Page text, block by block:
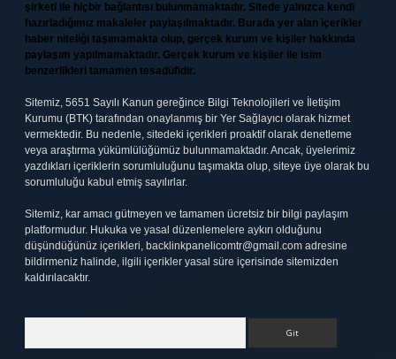
şirketi ile hiçbir bağlantısı bulunmamaktadır. Sitede yalnızca kendi
hazırladığımız makaleler paylaşılmaktadır. Burada yer alan içerikler
haber niteliği taşımamakta olup, gerçek kurum ve kişiler hakkında
paylaşım yapılmamaktadır. Gerçek kurum ve kişiler ile isim
benzerlikleri tamamen tesadüfidir.
Sitemiz, 5651 Sayılı Kanun gereğince Bilgi Teknolojileri ve İletişim
Kurumu (BTK) tarafından onaylanmış bir Yer Sağlayıcı olarak hizmet
vermektedir. Bu nedenle, sitedeki içerikleri proaktif olarak denetleme
veya araştırma yükümlülüğümüz bulunmamaktadır. Ancak, üyelerimiz
yazdıkları içeriklerin sorumluluğunu taşımakta olup, siteye üye olarak bu
sorumluluğu kabul etmiş sayılırlar.
Sitemiz, kar amacı gütmeyen ve tamamen ücretsiz bir bilgi paylaşım
platformudur. Hukuka ve yasal düzenlemelere aykırı olduğunu
düşündüğünüz içerikleri, backlinkpanelicomtr@gmail.com adresine
bildirmeniz halinde, ilgili içerikler yasal süre içerisinde sitemizden
kaldırılacaktır.